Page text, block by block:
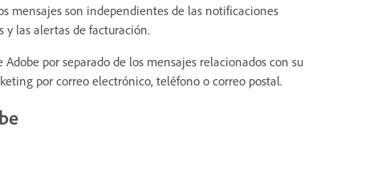
mensajes son independientes de las notificaciones
las alertas de facturación.
por separado de los mensajes relacionados con su
por correo electrónico, teléfono o correo postal.